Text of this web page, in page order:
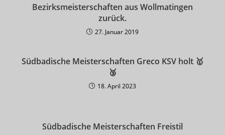
Bezirksmeisterschaften aus Wollmatingen
zurück.
27. Januar 2019
Südbadische Meisterschaften Greco KSV holt 🥇
🥉
18. April 2023
Südbadische Meisterschaften Freistil